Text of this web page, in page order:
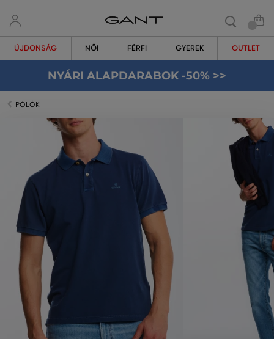
ÚJDONSÁG NŐI FÉRFI GYEREK OUTLET
NYÁRI ALAPDARABOK -50% >>
PÓLÓK